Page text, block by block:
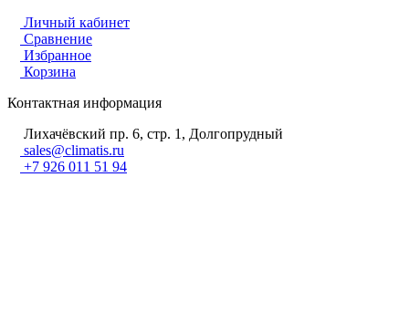
Личный кабинет
Сравнение
Избранное
Корзина
Контактная информация
Лихачёвский пр. 6, стр. 1, Долгопрудный
sales@climatis.ru
+7 926 011 51 94